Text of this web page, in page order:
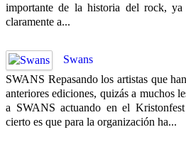
importante de la historia del rock,
claramente a...
Swans
SWANS Repasando los artistas que
anteriores ediciones, quizás a muchos
a SWANS actuando en el
cierto es que para la organización ha...